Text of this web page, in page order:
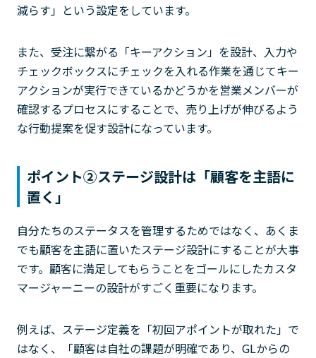
減らす」という設定をしています。
また、受注に繋がる「キーアクション」を設計、入力や
チェックボックスにチェックを入れる作業を通じてキー
アクションが実行できているかどうかを営業メンバーが
確認するプロセスにすることで、売り上げが伸びるよう
な行動提案を促す設計になっています。
ポイント②ステージ設計は「顧客を主語に
置く」
自分たちのステータスを管理するためではなく、あくま
でも顧客を主語に置いたステージ設計にすることが大事
です。顧客に満足してもらうことをゴールにしたカスタ
マージャーニーの設計がすごく重要になります。
例えば、ステージ定義を「初回アポイントが取れた」で
はなく、「顧客は自社の課題が明確であり、GLからの